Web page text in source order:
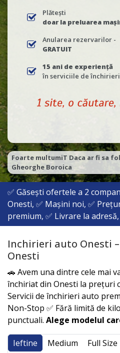
Plătești
doar la preluarea
Anularea rezervarilor -
GRATUIT
15 ani de experiență
în serviciile de
Raport calitate pret excelent
Catalin
✅ Găsești ofertele a 2
Onesti, ✅ Mașini noi, ✅
premium, ✅ Livrare la
Inchirieri auto Onesti
Onesti
🚗 Avem una dintre cele mai
închiriat din Onesti la prețuri
Servicii de închirieri auto
Non-Stop ✅ Fără limită de
punctuali. Alege modelul
Ieftine Medium Full Size